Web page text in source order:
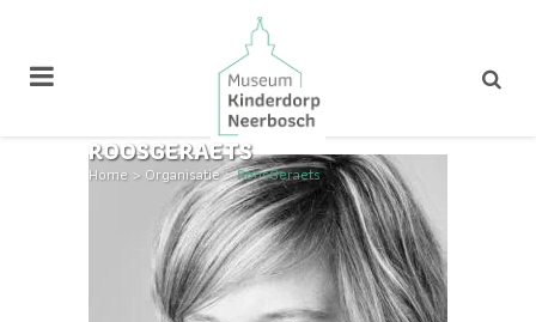
ROOSGERAETS
Home >Organisatie>RoosGeraets